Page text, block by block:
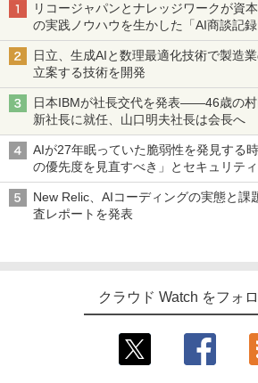
リコージャパンとナレッジワークが資
の実践ノウハウを生かした「AI商談記
日立、生成AIと数理最適化技術で製造
立案する技術を開発
日本IBMが社長交代を発表――46歳の
新社長に就任、山口明夫社長は会長へ
AIが27年眠っていた脆弱性を発見する
の優先度を見直すべき」とセキュリテ
New Relic、AIコーディングの実態と課
査レポートを発表
クラウド Watch をフォ